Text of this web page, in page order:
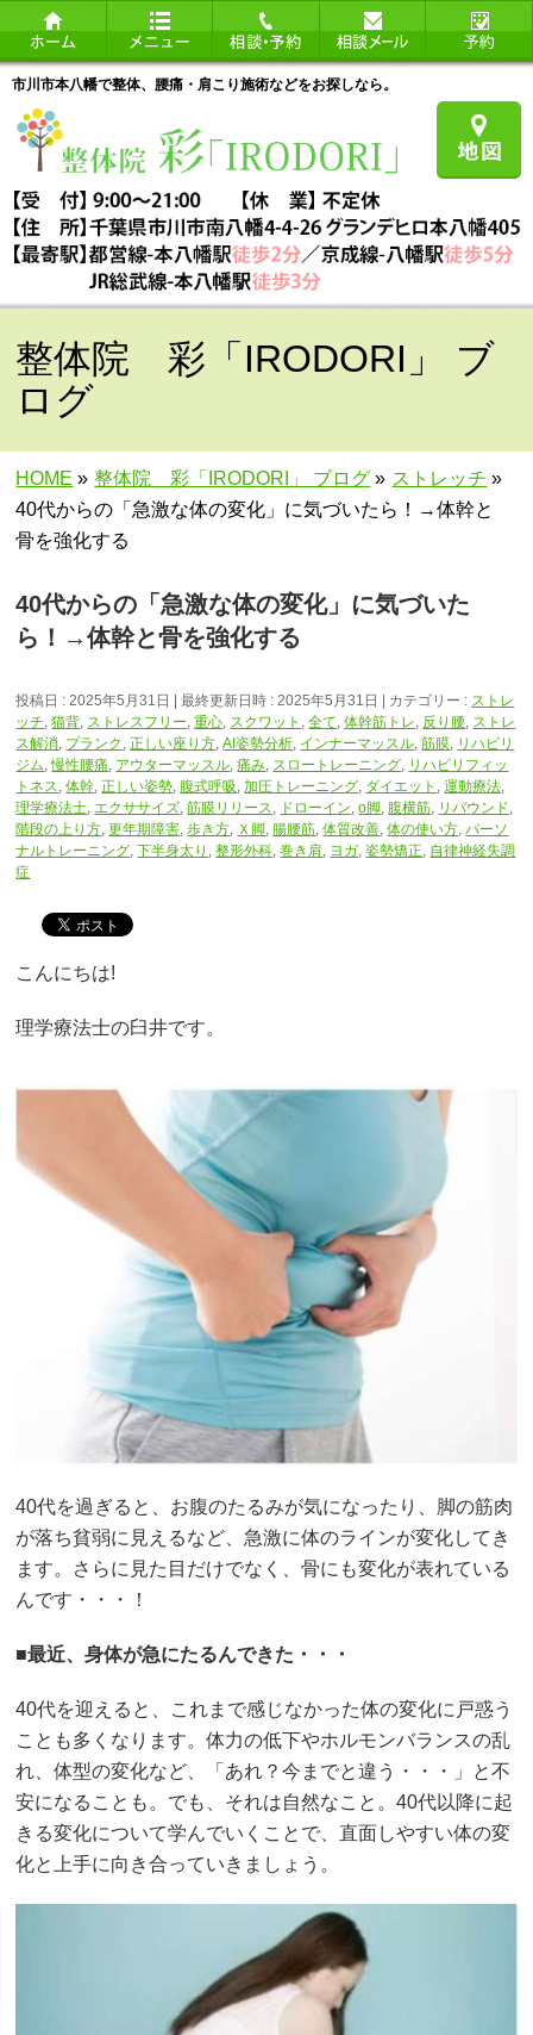
市川市本八幡で整体、腰痛・肩こり施術などをお探しなら。
整体院 彩「IRODORI」 ブ
ログ
HOME » 整体院 彩「IRODORI」 ブログ » ストレッチ »
40代からの「急激な体の変化」に気づいたら！→体幹と
骨を強化する
40代からの「急激な体の変化」に気づいた
ら！→体幹と骨を強化する
投稿日 : 2025年5月31日 最終更新日時 : 2025年5月31日 カテゴリー : ストレ
ッチ,猫背, ストレスフリー,重心, スクワット ,全て,体幹筋トレ, 反り腰, ストレ
ス解消, プランク ,正しい座り方,AI姿勢分析, インナーマッスル,筋膜, リハビリ
ジム,慢性腰痛, アウターマッスル,痛み, スロートレーニング, リハビリフィッ
トネス,体幹,正しい姿勢, 腹式呼吸,加圧トレーニング, ダイエット ,運動療法,
理学療法士,エクササイズ,筋膜リリース, ドローイン,o脚, 腹横筋, リバウンド,
階段の上り方,更年期障害,歩き方, Ｘ脚, 腸腰筋,体質改善,体の使い方,パーソ
ナルトレーニング,下半身太り ,整形外科,巻き肩, ヨガ,姿勢矯正, 自律神経失調
症
こんにちは!
理学療法士の臼井です。
40代を過ぎると、お腹のたるみが気になったり、脚の筋肉
が落ち貧弱に見えるなど、急激に体のラインが変化してき
ます。さらに見た目だけでなく、骨にも変化が表れている
んです・・・！
■最近、身体が急にたるんできた・・・
40代を迎えると、これまで感じなかった体の変化に戸惑う
ことも多くなります。体力の低下やホルモンバランスの乱
れ、体型の変化など、「あれ？今までと違う・・・」と不
安になることも。でも、それは自然なこと。40代以降に起
きる変化について学んでいくことで、直面しやすい体の変
化と上手に向き合っていきましょう。